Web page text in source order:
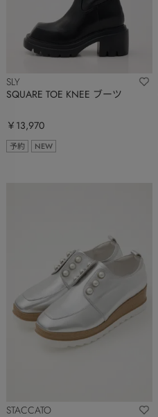
SLY
SQUARE TOE KNEE ブーツ
￥13,970
予約 NEW
STACCATO